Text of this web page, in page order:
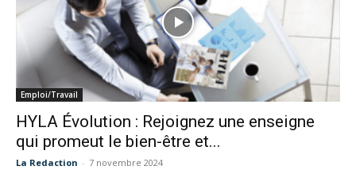
Emploi/Travail
HYLA Évolution : Rejoignez une enseigne
qui promeut le bien-être et...
La Redaction - 7 novembre 2024